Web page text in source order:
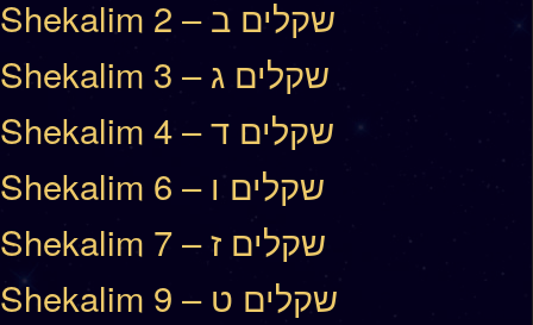
Shekalim 2 – שקלים ב
Shekalim 3 – שקלים ג
Shekalim 4 – שקלים ד
Shekalim 6 – שקלים ו
Shekalim 7 – שקלים ז
Shekalim 9 – שקלים ט